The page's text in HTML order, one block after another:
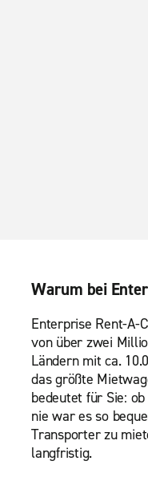
Warum bei
Enterprise Rent-A-
von über zwei
Ländern mit ca.
das größte
bedeutet für Sie:
nie war es so
Transporter zu
langfristig.